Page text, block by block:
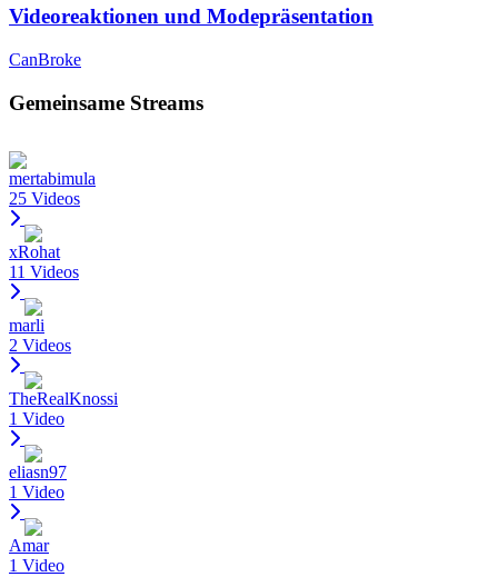
Videoreaktionen und Modepräsentation
CanBroke
Gemeinsame Streams
mertabimula
25 Videos
xRohat
11 Videos
marli
2 Videos
TheRealKnossi
1 Video
eliasn97
1 Video
Amar
1 Video